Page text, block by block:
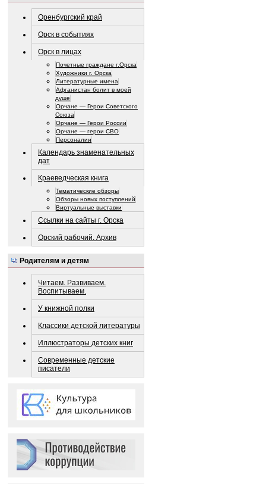
Оренбургский край
Орск в событиях
Орск в лицах
Почетные граждане г.Орска
Художники г. Орска
Литературные имена
Афганистан болит в моей
душе
Орчане — Герои Советского
Союза
Орчане — Герои России
Орчане — герои СВО
Персоналии
Календарь знаменательных
дат
Краеведческая книга
Тематические обзоры
Обзоры новых поступлений
Виртуальные выставки
Ссылки на сайты г. Орска
Орский рабочий. Архив
Родителям и детям
Читаем. Развиваем.
Воспитываем.
У книжной полки
Классики детской литературы
Иллюстраторы детских книг
Современные детские
писатели